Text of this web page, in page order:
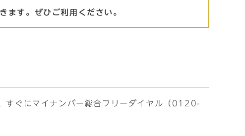
ます。 ぜひご利用ください。
すぐにマイナンバー総合フリーダイヤル（0120-